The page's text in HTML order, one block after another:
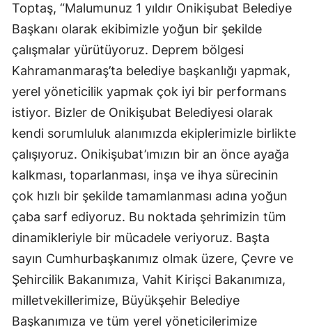
Toptaş, “Malumunuz 1 yıldır Onikişubat Belediye
Başkanı olarak ekibimizle yoğun bir şekilde
çalışmalar yürütüyoruz. Deprem bölgesi
Kahramanmaraş’ta belediye başkanlığı yapmak,
yerel yöneticilik yapmak çok iyi bir performans
istiyor. Bizler de Onikişubat Belediyesi olarak
kendi sorumluluk alanımızda ekiplerimizle birlikte
çalışıyoruz. Onikişubat’ımızın bir an önce ayağa
kalkması, toparlanması, inşa ve ihya sürecinin
çok hızlı bir şekilde tamamlanması adına yoğun
çaba sarf ediyoruz. Bu noktada şehrimizin tüm
dinamikleriyle bir mücadele veriyoruz. Başta
sayın Cumhurbaşkanımız olmak üzere, Çevre ve
Şehircilik Bakanımıza, Vahit Kirişci Bakanımıza,
milletvekillerimize, Büyükşehir Belediye
Başkanımıza ve tüm yerel yöneticilerimize